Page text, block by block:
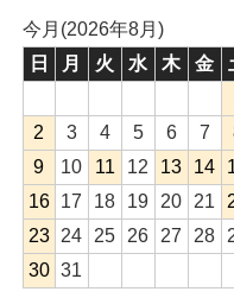
今月(2026年8月)
日
月 火 水 木 金
2
3 4 5 6 7
9
10 11 12 13 14
16
17 18 19 20 21
23
24 25 26 27 28
30 31